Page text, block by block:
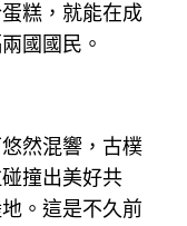
糕，就能在成
國國民。
然混響，古樸
撞出美好共
。這是不久前